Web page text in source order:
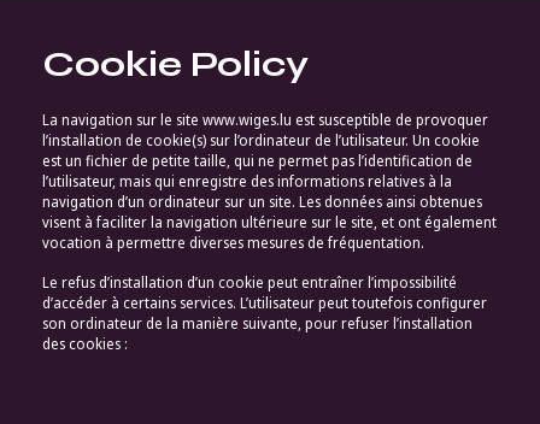
Cookie Policy
La navigation sur le site www.wiges.lu est susceptible de provoquer
l’installation de cookie(s) sur l’ordinateur de l’utilisateur. Un cookie
est un fichier de petite taille, qui ne permet pas l’identification de
l’utilisateur, mais qui enregistre des informations relatives à la
navigation d’un ordinateur sur un site. Les données ainsi obtenues
visent à faciliter la navigation ultérieure sur le site, et ont également
vocation à permettre diverses mesures de fréquentation.
Le refus d’installation d’un cookie peut entraîner l’impossibilité
d’accéder à certains services. L’utilisateur peut toutefois configurer
son ordinateur de la manière suivante, pour refuser l’installation
des cookies :